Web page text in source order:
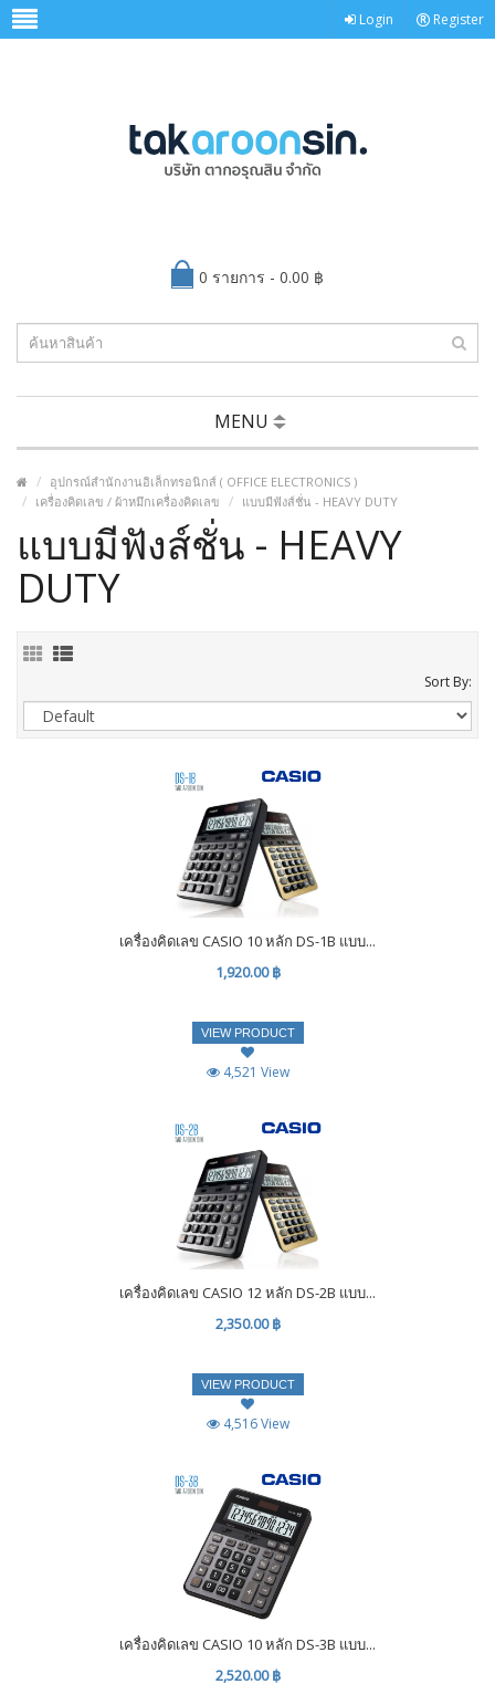
Login Register
0 รายการ - 0.00 ฿
MENU
อุปกรณ์สำนักงานอิเล็กทรอนิกส์ ( OFFICE ELECTRONICS )
เครื่องคิดเลข / ผ้าหมึกเครื่องคิดเลข
แบบมีฟังส์ชั่น - HEAVY DUTY
แบบมีฟังส์ชั่น - HEAVY
DUTY
Sort By:
เครื่องคิดเลข CASIO 10 หลัก DS-1B แบบ...
1,920.00 ฿
VIEW PRODUCT
4,521 View
เครื่องคิดเลข CASIO 12 หลัก DS-2B แบบ...
2,350.00 ฿
VIEW PRODUCT
4,516 View
เครื่องคิดเลข CASIO 10 หลัก DS-3B แบบ...
2,520.00 ฿